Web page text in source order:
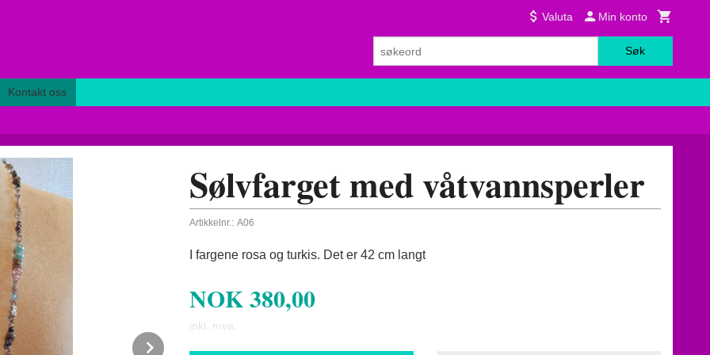
Valuta Min konto
Søk
Kontakt oss
Sølvfarget med våtvannsperler
Artikkelnr.: A06
I fargene rosa og turkis. Det er 42 cm langt
NOK380,00
inkl. mva.